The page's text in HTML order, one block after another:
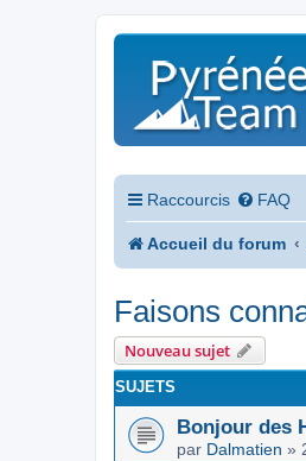
Raccourcis FAQ
Accueil du forum
Faisons
Nouveau sujet
SUJETS
Bonjour des
par Dalmatien »